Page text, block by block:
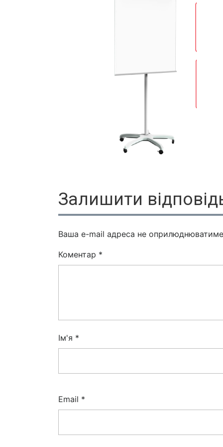
Залишити
Ваша e-mail адреса не
Коментар *
Ім'я *
Email *